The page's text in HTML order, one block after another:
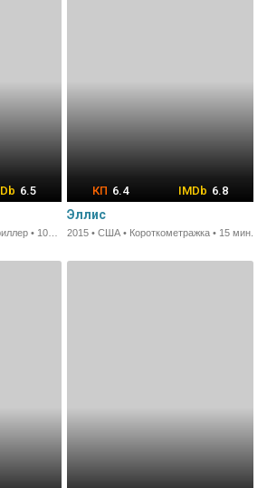
6.5 6.4 6.8
Эллис
2015 • США • Короткометражка • 15 мин.